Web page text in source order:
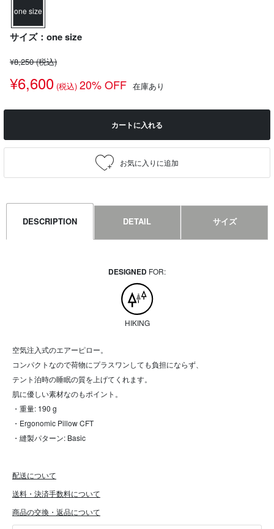
one size
サイズ：one size
¥8,250(税込)
¥6,600 (税込) 20% OFF 在庫あり
カートに入れる
DESCRIPTION DETAIL サイズ
DESIGNED FOR:
HIKING
空気注入式のエアーピロー。
コンパクトなので荷物にプラスワンしても負担にならず、
テント泊時の睡眠の質を上げてくれます。
肌に優しい素材なのもポイント。
・重量: 190 g
・Ergonomic Pillow CFT
・縫製パターン: Basic
配送について
送料・決済手数料について
商品の交換・返品について